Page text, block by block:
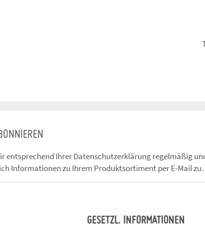
entsprechend IhrerDatenschutzerklärungregelmäßig
Informationen zu Ihrem Produktsortiment per E-Mail zu.
GESETZL. INFORMATIONEN